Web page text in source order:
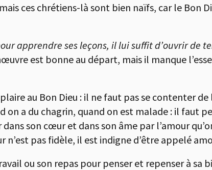
ces chrétiens-là sont bien naïfs, car le Bon
apprendre ses leçons, il lui suffit d’ouvrir de
est bonne au départ, mais il manque
au Bon Dieu : il ne faut pas se contenter de
on a du chagrin, quand on est malade : il faut
son cœur et dans son âme par l’amour
n’est pas fidèle, il est indigne d’être appelé
ou son repas pour penser et repenser à sa